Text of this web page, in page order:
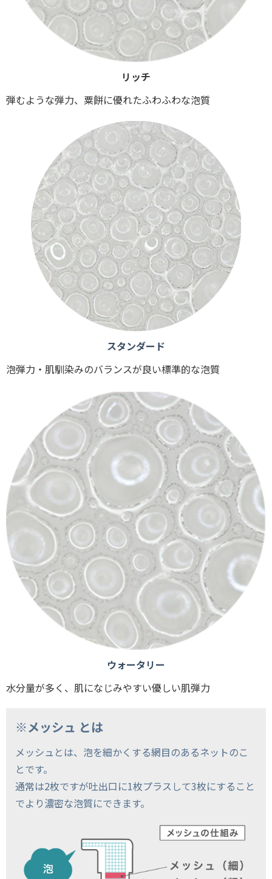
ウォータリー
水分量が多く、肌になじみやすい優しい肌弾力
スタンダード
泡弾力・肌馴染みのバランスが良い標準的な泡質
リッチ
弾むような弾力、粟餅に優れたふわふわな泡質
※メッシュ とは
メッシュとは、泡を細かくする網目のあるネットのこ
とです。
通常は2枚ですが吐出口に1枚プラスして3枚にすること
でより濃密な泡質にできます。